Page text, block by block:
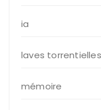
ia
laves torrentielles
mémoire